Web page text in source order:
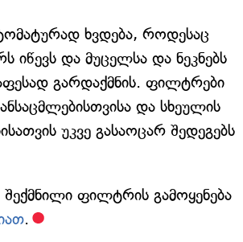
ხვდება, როდესაც
იწევს და მუცელსა და ნეკნებს
გარდაქმნის. ფილტრები
და სხეულის
უკვე გასაოცარ შედეგებს
ფილტრის გამოყენება
.